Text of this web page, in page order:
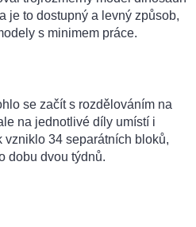
je to dostupný a levný způsob,
s minimem práce.
se začít s rozdělováním na
na jednotlivé díly umístí i
34 separátních bloků,
dobu dvou týdnů.